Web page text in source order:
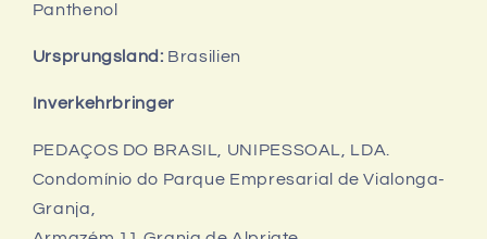
Panthenol
Ursprungsland: Brasilien
Inverkehrbringer
PEDAÇOS DO BRASIL, UNIPESSOAL, LDA.
Condomínio do Parque Empresarial de Vialonga-
Granja,